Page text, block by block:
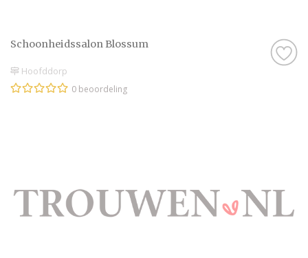
Schoonheidssalon Blossum
Hoofddorp
0 beoordeling